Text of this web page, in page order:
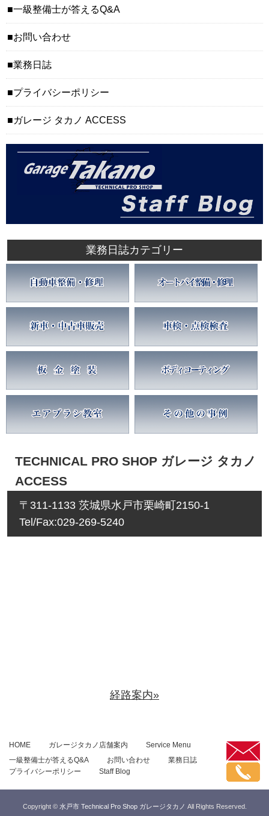
一級整備士が答えるQ&A
お問い合わせ
業務日誌
プライバシーポリシー
ガレージ タカノ ACCESS
業務日誌カテゴリー
TECHNICAL PRO SHOP ガレージ タカノ
ACCESS
〒311-1133 茨城県水戸市栗崎町2150-1
Tel/Fax:029-269-5240
経路案内»
HOME ガレージタカノ店舗案内
Service Menu
一級整備士が答えるQ&A
お問い合わせ
業務日誌
プライバシーポリシー
Staff Blog
Copyright © 水戸市 Technical Pro Shop ガレージタカノ All Rights Reserved.